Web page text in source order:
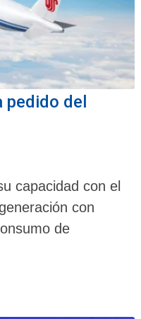
pedido del
capacidad con el
con
de